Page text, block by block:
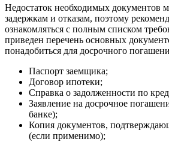
Недостаток необходимых документов
задержкам и отказам, поэтому
ознакомляться с полным списком
приведен перечень основных
понадобиться для досрочного
Паспорт заемщика;
Договор ипотеки;
Справка о задолженности по
Заявление на досрочное
банке);
Копия документов,
(если применимо);